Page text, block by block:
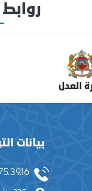
العدل
بيانات
- 0537.75.19.92